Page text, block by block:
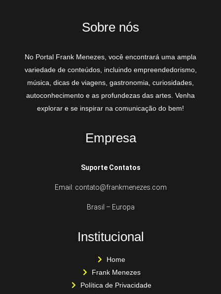
Sobre nós
No Portal Frank Menezes, você encontrará uma ampla
variedade de conteúdos, incluindo empreendedorismo,
música, dicas de viagens, gastronomia, curiosidades,
autoconhecimento e as profundezas das artes. Venha
explorar e se inspirar na comunicação do bem!
Empresa
Suporte Contatos
Email: contato@frankmenezes.com
Brasil – Europa
Institucional
Home
Frank Menezes
Política de Privacidade